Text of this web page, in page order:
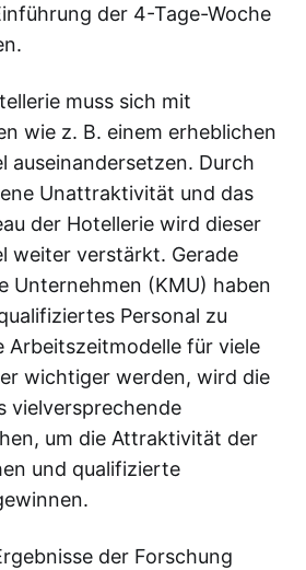
der 4-Tage-Woche
muss sich mit
wie z. B. einem erheblichen
auseinandersetzen. Durch
Unattraktivität und das
der Hotellerie wird dieser
weiter verstärkt. Gerade
Unternehmen (KMU) haben
Personal zu
Arbeitszeitmodelle für viele
wichtiger werden, wird die
vielversprechende
um die Attraktivität der
und qualifizierte
der Forschung